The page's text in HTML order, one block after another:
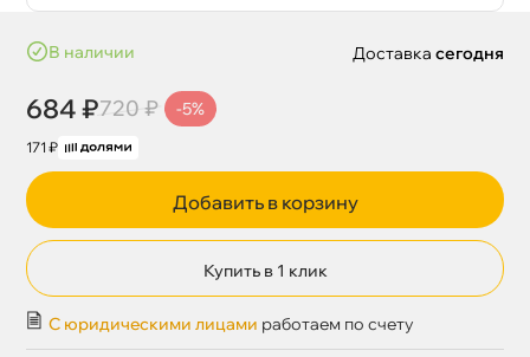
наличии
684 ₽720 ₽ -5%
171 ₽
Доставка сегодня
Добавить в корзину
Купить в 1 клик
С юридическими лицами работаем по счету